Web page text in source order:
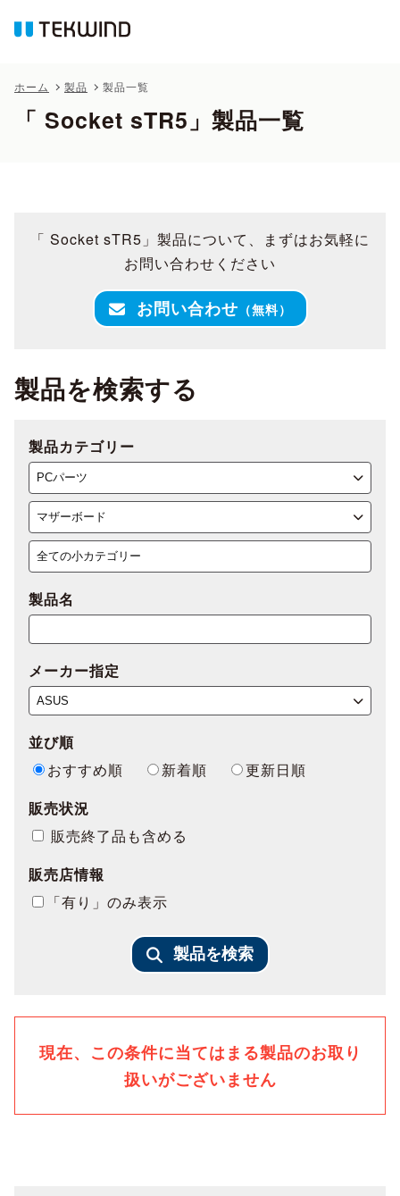
ホーム 製品 製品一覧
「 Socket sTR5」製品一覧
「 Socket sTR5」製品について、まずはお気軽に
お問い合わせください
お問い合わせ （無料）
製品を検索する
製品カテゴリー
製品名
メーカー指定
並び順
おすすめ順
新着順
更新日順
販売状況
販売終了品も含める
販売店情報
「有り」のみ表示
製品を検索
現在、この条件に当てはまる製品のお取り
扱いがございません